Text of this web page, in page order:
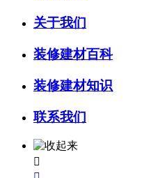
关于我们
装修建材百科
装修建材知识
联系我们
